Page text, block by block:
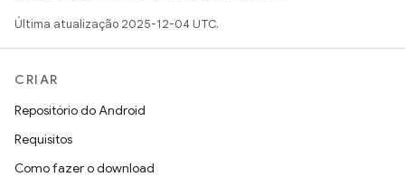
Última atualização 2025-12-04 UTC.
CRIAR
Repositório do Android
Requisitos
Como fazer o download